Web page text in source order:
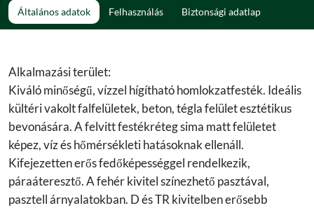
Általános adatok Felhasználás Biztonsági adatlap
Alkalmazási terület:
Kiváló minőségű, vízzel hígítható homlokzatfesték. Ideális
kültéri vakolt falfelületek, beton, tégla felület esztétikus
bevonására. A felvitt festékréteg sima matt felületet
képez, víz és hőmérsékleti hatásoknak ellenáll.
Kifejezetten erős fedőképességgel rendelkezik,
páraáteresztő. A fehér kivitel színezhető pasztával,
pasztell árnyalatokban. D és TR kivitelben erősebb